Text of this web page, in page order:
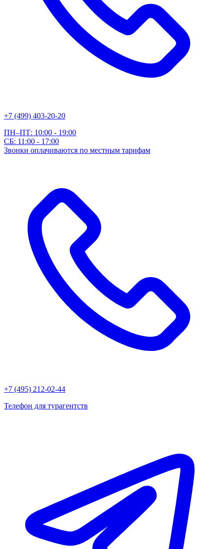
+7 (499) 403-20-20
ПН–ПТ: 10:00 - 19:00
СБ: 11:00 - 17:00
Звонки оплачиваются по местным тарифам
+7 (495) 212-02-44
Телефон для турагентств